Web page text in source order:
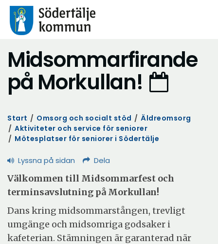
Midsommarfirande
på Morkullan!
Start / Omsorg och socialt stöd / Äldreomsorg
/ Aktiviteter och service för seniorer
/ Mötesplatser för seniorer i Södertälje
Lyssna på sidan Dela
Välkommen till Midsommarfest och
terminsavslutning på Morkullan!
Dans kring midsommarstången, trevligt
umgänge och midsomriga godsaker i
kafeterian. Stämningen är garanterad när